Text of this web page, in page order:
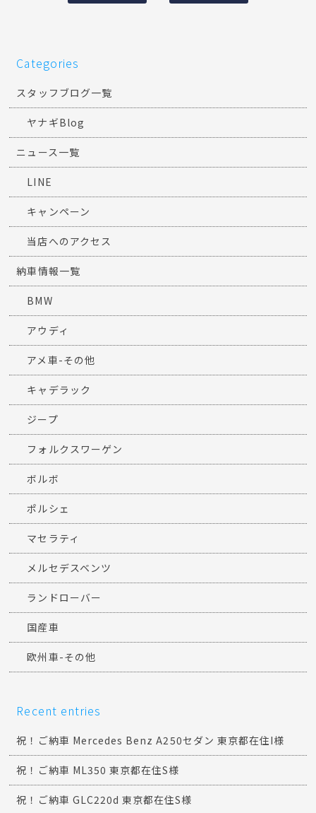
Categories
スタッフブログ一覧
ヤナギBlog
ニュース一覧
LINE
キャンペーン
当店へのアクセス
納車情報一覧
BMW
アウディ
アメ車-その他
キャデラック
ジープ
フォルクスワーゲン
ボルボ
ポルシェ
マセラティ
メルセデスベンツ
ランドローバー
国産車
欧州車-その他
Recent entries
祝！ご納車 Mercedes Benz A250セダン 東京都在住I様
祝！ご納車 ML350 東京都在住S様
祝！ご納車 GLC220d 東京都在住S様